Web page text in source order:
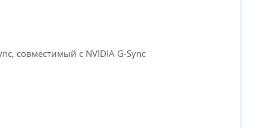
совместимый с NVIDIA G-Sync